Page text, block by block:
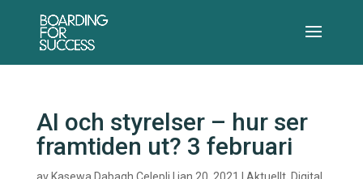
AI och styrelser – hur ser
framtiden ut? 3 februari